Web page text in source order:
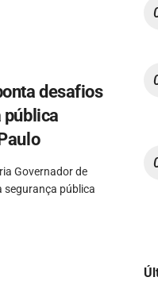
desafios
pública
Governador de
segurança pública